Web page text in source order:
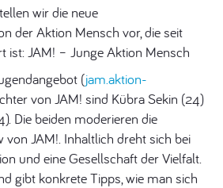
wir die neue
der Aktion Mensch vor, die seit
ist: JAM! – Junge Aktion Mensch
(jam.aktion-
von JAM! sind Kübra Sekin (24)
Die beiden moderieren die
von JAM!. Inhaltlich dreht sich bei
und eine Gesellschaft der Vielfalt.
gibt konkrete Tipps, wie man sich